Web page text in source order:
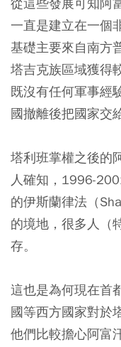
一直是建立在一個
基礎主要來自南方
塔吉克族區域獲得
既沒有任何軍事經
國撤離後把國家交
塔利班掌權之後的
人確知，1996-
的伊斯蘭律法（
的境地，很多人（
存。
這也是為何現在首
國等西方國家對於
他們比較擔心阿富